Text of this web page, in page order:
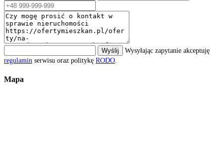
Wyślij
Wysyłając zapytanie akceptuję
regulamin serwisu oraz politykę RODO
Mapa